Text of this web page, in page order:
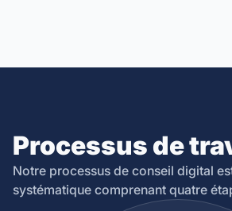
Processus de
Notre processus de conseil digital
systématique comprenant quatre